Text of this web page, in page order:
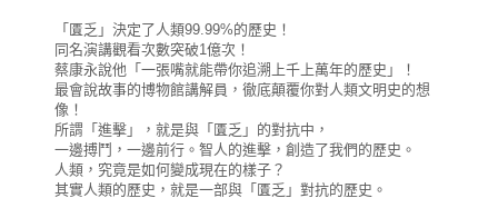
「匱乏」決定了人類99.99%的歷史！
同名演講觀看次數突破1億次！
蔡康永說他「一張嘴就能帶你追溯上千上萬年的歷史」！
最會說故事的博物館講解員，徹底顛覆你對人類文明史的想
像！
所謂「進擊」，就是與「匱乏」的對抗中，
一邊搏鬥，一邊前行。智人的進擊，創造了我們的歷史。
人類，究竟是如何變成現在的樣子？
其實人類的歷史，就是一部與「匱乏」對抗的歷史。